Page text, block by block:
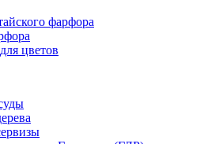
фарфора
цветов